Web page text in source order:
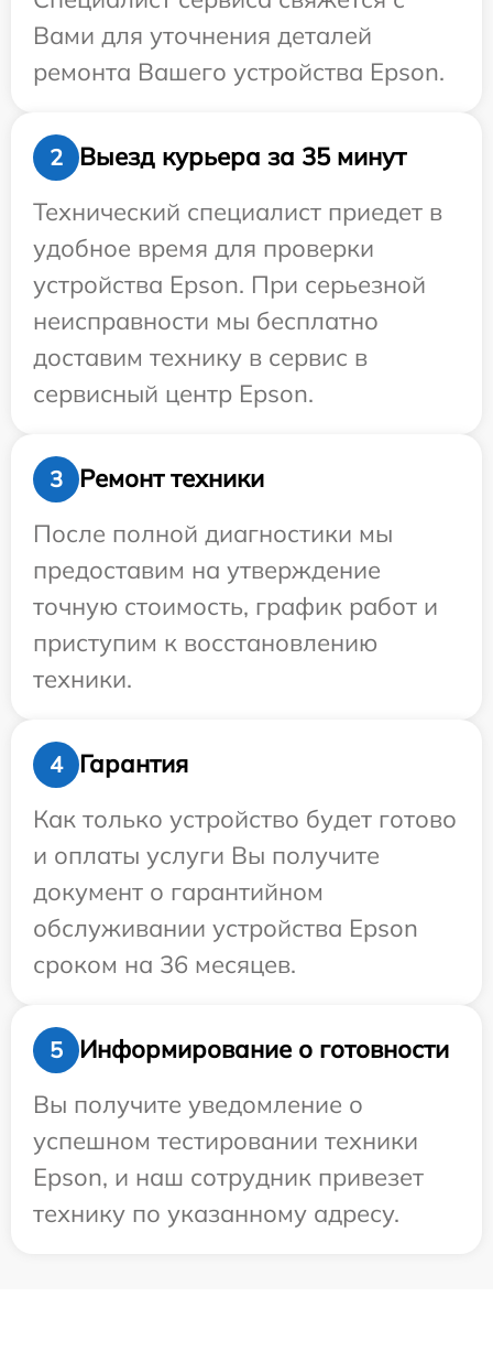
Вами для уточнения деталей
ремонта Вашего устройства Epson.
2
Выезд курьера за 35 минут
Технический специалист приедет в
удобное время для проверки
устройства Epson. При серьезной
неисправности мы бесплатно
доставим технику в сервис в
сервисный центр Epson.
3
Ремонт техники
После полной диагностики мы
предоставим на утверждение
точную стоимость, график работ и
приступим к восстановлению
техники.
4
Гарантия
Как только устройство будет готово
и оплаты услуги Вы получите
документ о гарантийном
обслуживании устройства Epson
сроком на 36 месяцев.
5
Информирование о готовности
Вы получите уведомление о
успешном тестировании техники
Epson, и наш сотрудник привезет
технику по указанному адресу.